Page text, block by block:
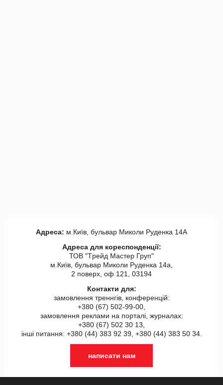
Адреса: м.Київ, бульвар Миколи Руденка 14А
Адреса для кореспонденції:
ТОВ "Tрейд Мастер Груп"
м.Київ, бульвар Миколи Руденка 14а,
2 поверх, оф 121, 03194
Контакти для:
замовлення треннгів, конференцій:
+380 (67) 502-99-00,
замовлення реклами на порталі, журналах:
+380 (67) 502 30 13,
інші питання: +380 (44) 383 92 39, +380 (44) 383 50 34.
написати нам